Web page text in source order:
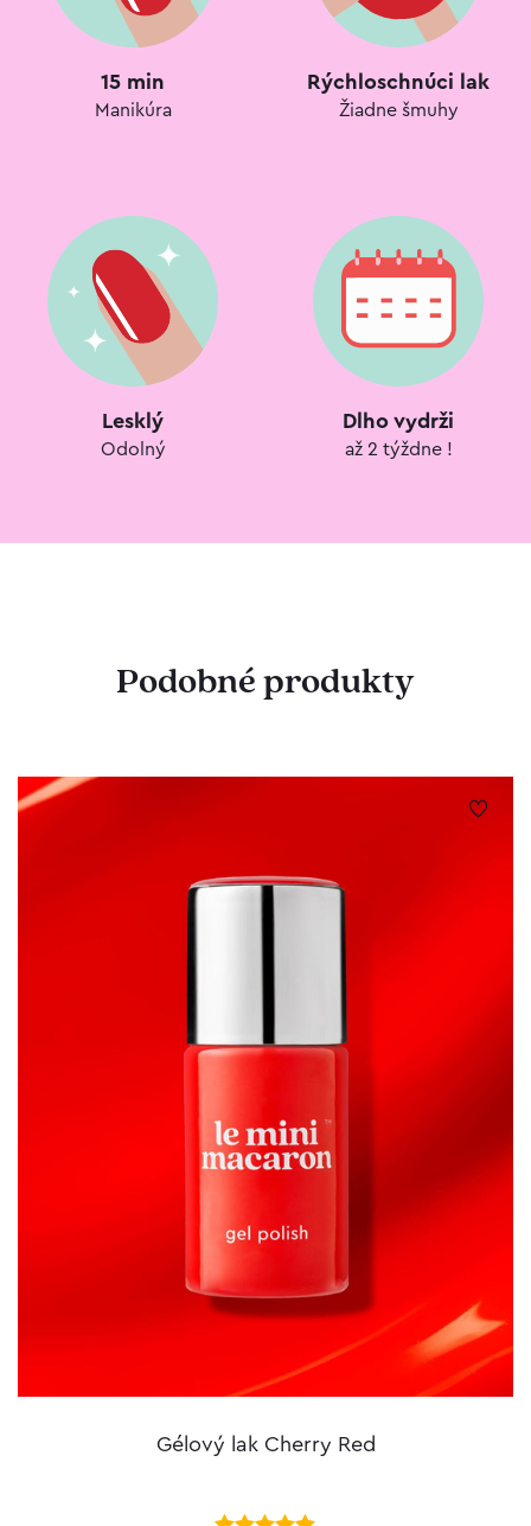
15 min
Manikúra
Rýchloschnúci lak
Žiadne šmuhy
Lesklý
Odolný
Dlho vydrži
až 2 týždne !
Podobné produkty
Gélový lak Cherry Red